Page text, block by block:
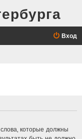
Вход
которые должны